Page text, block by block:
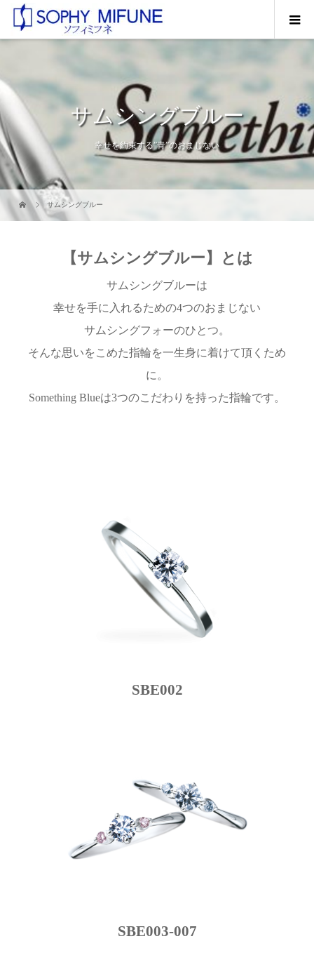
サムシングブルー
幸せを約束する”青”のおまじない
サムシングブルー
【サムシングブルー】とは
サムシングブルーは
幸せを手に入れるための4つのおまじない
サムシングフォーのひとつ。
そんな思いをこめた指輪を一生身に着けて頂くため
に。
Something Blueは3つのこだわりを持った指輪です。
SBE002
SBE003-007